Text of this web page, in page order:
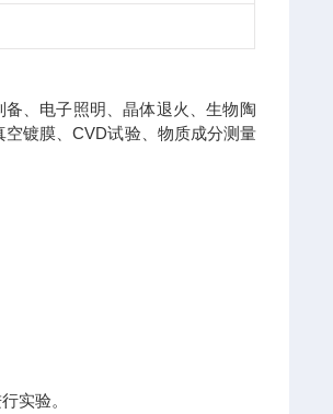
、电子照明、晶体退火、生物陶
镀膜、CVD试验、物质成分测量
实验。